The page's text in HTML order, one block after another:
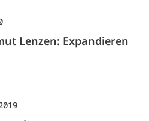
Lenzen: Expandieren